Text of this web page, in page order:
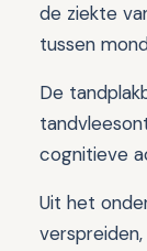
de ziekte
tussen
De
cognitieve
Uit het